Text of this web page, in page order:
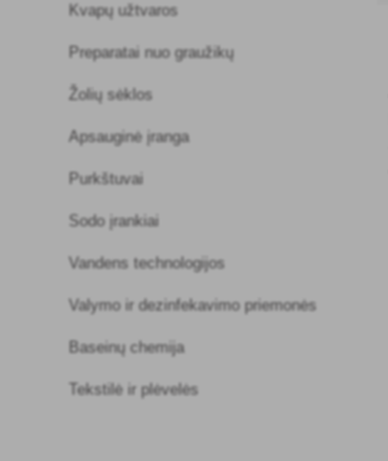
Kvapų užtvaros
Preparatai nuo graužikų
Žolių sėklos
Apsauginė įranga
Purkštuvai
Sodo įrankiai
Vandens technologijos
Valymo ir dezinfekavimo priemonės
Baseinų chemija
Tekstilė ir plėvelės